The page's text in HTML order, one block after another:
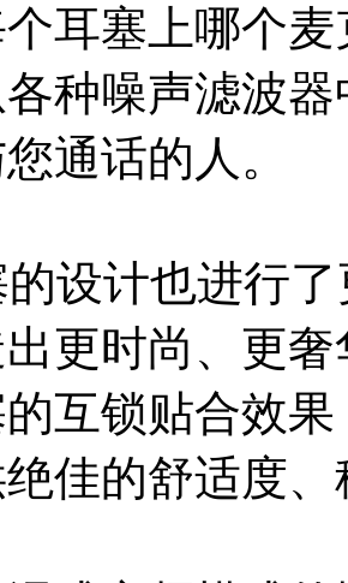
耳塞上哪个
种噪声滤波
通话的人。
设计也进行
更时尚、更
互锁贴合效
佳的舒适度